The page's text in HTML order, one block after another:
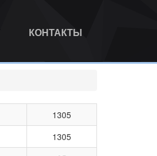
КОНТАКТЫ
1305
1305